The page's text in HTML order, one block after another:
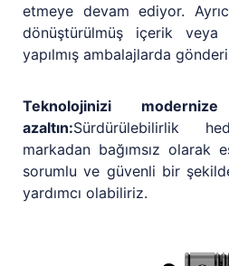
etmeye devam ediyor.
dönüştürülmüş içerik veya
yapılmış ambalajlarda
Teknolojinizi
azaltın:Sürdürülebilirlik
markadan bağımsız olarak
sorumlu ve güvenli bir
yardımcı olabiliriz.